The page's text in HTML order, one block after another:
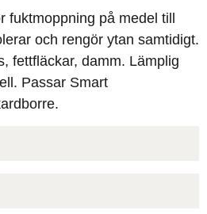
fuktmoppning på medel till
och rengör ytan samtidigt.
fettfläckar, damm. Lämplig
Passar Smart